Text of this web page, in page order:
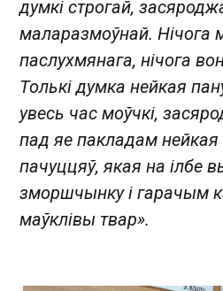
думкі строгай,
маларазмоўнай. Нічога
паслухмянага, нічога
Толькі думка нейкая
увесь час моўчкі,
пад яе пакладам нейкая
пачуццяў, якая на ілбе
зморшчынку і гарачым
маўклівы твар».